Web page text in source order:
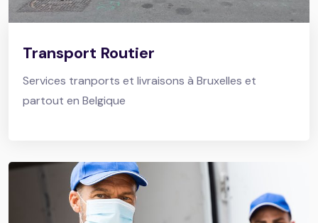
Transport Routier
Services tranports et livraisons à Bruxelles et
partout en Belgique